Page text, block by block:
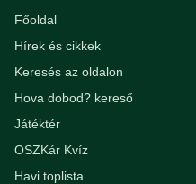
Főoldal
Hírek és cikkek
Keresés az oldalon
Hova dobod? kereső
Játéktér
OSZKár Kvíz
Havi toplista